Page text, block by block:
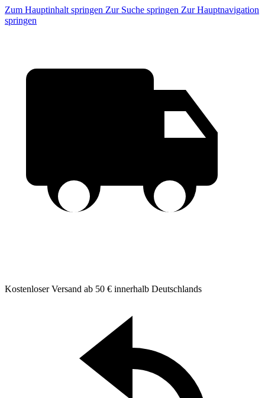
Zum Hauptinhalt springen Zur Suche springen Zur Hauptnavigation
springen
Kostenloser Versand ab 50 € innerhalb Deutschlands